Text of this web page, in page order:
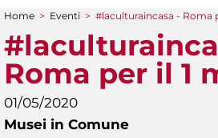
Tu sei qui
Home > Eventi > #laculturaincasa - Roma
Roma per il 1
01/05/2020
Musei in Comune